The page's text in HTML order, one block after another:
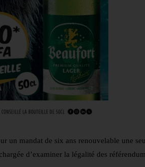
un mandat de six ans renouvelable une
d’examiner la légalité des